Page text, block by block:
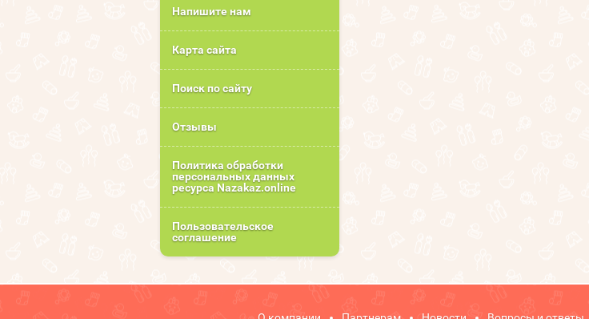
Напишите нам
Карта сайта
Поиск по сайту
Отзывы
Политика обработки
персональных данных
ресурса Nazakaz.online
Пользовательское
соглашение